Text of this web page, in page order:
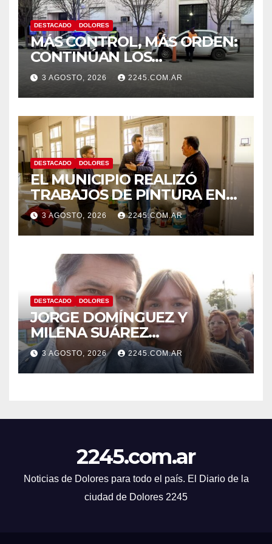
DESTACADO DOLORES
MÁS CONTROL, MÁS ORDEN:
CONTINÚAN LOS
OPERATIVOS PREVENTIVOS
DE TRÁNSITO EN DOLORES
3 AGOSTO, 2026 2245.COM.AR
DESTACADO DOLORES
EL MUNICIPIO REALIZÓ
TRABAJOS DE PINTURA EN
LA ESCUELA N.º 10
3 AGOSTO, 2026 2245.COM.AR
DESTACADO DOLORES
JORGE DOMÍNGUEZ Y
MILENA SUÁREZ
INTENSIFICAN LA AGENDA
OPOSITORA EN DOLORES
CON UNA SERIE DE
3 AGOSTO, 2026 2245.COM.AR
2245.com.ar
Noticias de Dolores para todo el país. El Diario de la
ciudad de Dolores 2245